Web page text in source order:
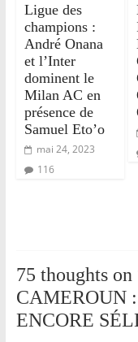
Ligue des
champions :
André Onana
et l’Inter
dominent le
Milan AC en
présence de
Samuel Eto’o
mai 24, 2023
116
75 thoughts on
CAMEROUN
ENCORE